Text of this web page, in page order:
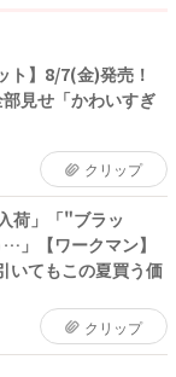
ト】8/7(金)発売！
見せ「かわいすぎ
クリップ
荷」「"ブラッ
」【ワークマン】
てもこの夏買う価
クリップ